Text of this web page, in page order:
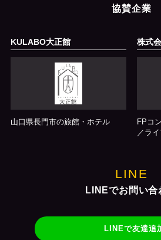
協賛企業
KULABO大正館
山口県長門市の旅館・ホテル
株式
FPコ
／ラ
LINE
LINEでお問い合
LINEで友達追